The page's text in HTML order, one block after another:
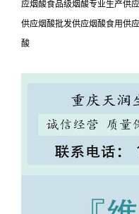
应烟酸食品级烟酸专业生产供
供应烟酸批发供应烟酸食用供
酸